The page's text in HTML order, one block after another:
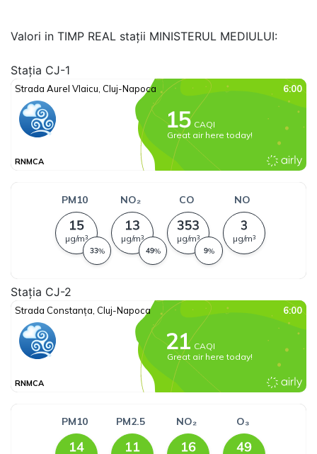
Valori in TIMP REAL stații MINISTERUL MEDIULUI:
Stația CJ-1
Stația CJ-2